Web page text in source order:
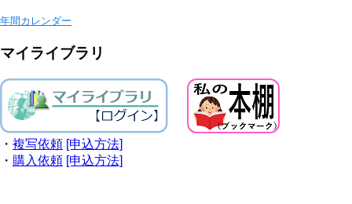
年間カレンダー
マイライブラリ
・ 複写依頼 [申込方法]
・ 購入依頼 [申込方法]